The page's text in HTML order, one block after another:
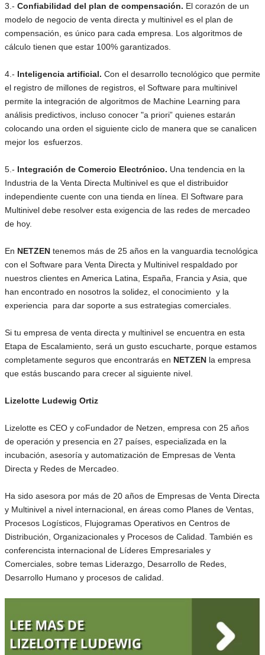
3.- Confiabilidad del plan de compensación. El corazón de un
modelo de negocio de venta directa y multinivel es el plan de
compensación, es único para cada empresa. Los algoritmos de
cálculo tienen que estar 100% garantizados.
4.- Inteligencia artificial. Con el desarrollo tecnológico que permite
el registro de millones de registros, el Software para multinivel
permite la integración de algoritmos de Machine Learning para
análisis predictivos, incluso conocer "a priori” quienes estarán
colocando una orden el siguiente ciclo de manera que se canalicen
mejor los esfuerzos.
5.- Integración de Comercio Electrónico. Una tendencia en la
Industria de la Venta Directa Multinivel es que el distribuidor
independiente cuente con una tienda en línea. El Software para
Multinivel debe resolver esta exigencia de las redes de mercadeo
de hoy.
En NETZEN tenemos más de 25 años en la vanguardia tecnológica
con el Software para Venta Directa y Multinivel respaldado por
nuestros clientes en America Latina, España, Francia y Asia, que
han encontrado en nosotros la solidez, el conocimiento y la
experiencia para dar soporte a sus estrategias comerciales.
Si tu empresa de venta directa y multinivel se encuentra en esta
Etapa de Escalamiento, será un gusto escucharte, porque estamos
completamente seguros que encontrarás en NETZEN la empresa
que estás buscando para crecer al siguiente nivel.
Lizelotte Ludewig Ortiz
Lizelotte es CEO y coFundador de Netzen, empresa con 25 años
de operación y presencia en 27 países, especializada en la
incubación, asesoría y automatización de Empresas de Venta
Directa y Redes de Mercadeo.
Ha sido asesora por más de 20 años de Empresas de Venta Directa
y Multinivel a nivel internacional, en áreas como Planes de Ventas,
Procesos Logísticos, Flujogramas Operativos en Centros de
Distribución, Organizacionales y Procesos de Calidad. También es
conferencista internacional de Líderes Empresariales y
Comerciales, sobre temas Liderazgo, Desarrollo de Redes,
Desarrollo Humano y procesos de calidad.